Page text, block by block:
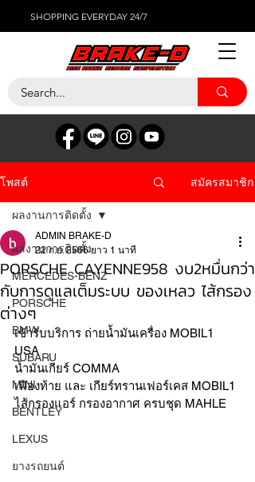
SHOPPING EVERYDAY 24/7
โพสต์ สมัครสมาชิก
ผลงานการติดตั้ง
MERCEDES-BENZ
PORSCHE
BMW
SUBARU
MINI
BENTLEY
LEXUS
ยางรถยนต์
ผลงานการติดตั้ง
PORSCHE CAYENNE958 งบ2หมื่นกว่า
กับการดูแลเต็มระบบ ของเหลว ไส้กรอง
ต่างๆ
ADMIN BRAKE-D
22 ก.ย. 2566 ยาว 1 นาที
เข้ารับบริการ ถ่ายน้ำมันเครื่อง MOBIL1
USA
น้ำมันเกียร์ COMMA
เฟืองท้าย และ เกียร์ทรานเฟอร์เคส MOBIL1
ไส้กรองแอร์ กรองอากาศ ครบชุด MAHLE